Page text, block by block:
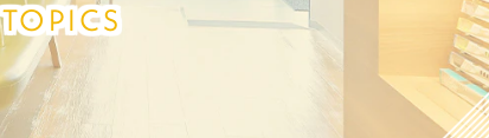
TOPICS